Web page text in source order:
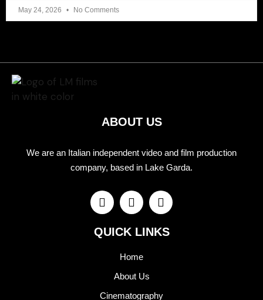
May 24, 2026 No Comments
ABOUT US
We are an Italian independent video and film production
company, based in Lake Garda.
QUICK LINKS
Home
About Us
Cinematography